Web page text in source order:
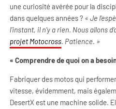
une curiosité avérée pour la
dans quelques années ? « Je
l’instant, il n’y a rien. Nous allons
projet Motocross. Patience. »
« Comprendre de quoi on a
Fabriquer des motos qui
vitesse, évidemment, mais
DesertX est une machine solide.